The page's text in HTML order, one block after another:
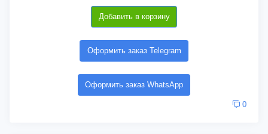
Добавить в корзину
Оформить заказ Telegram
Оформить заказ WhatsApp
0